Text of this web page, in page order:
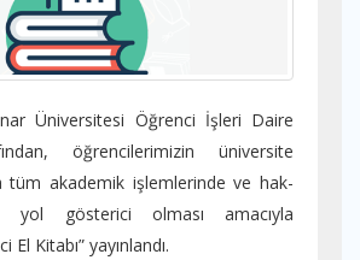
Üniversitesi Öğrenci İşleri Daire
öğrencilerimizin üniversite
tüm akademik işlemlerinde ve hak-
yol gösterici olması amacıyla
El Kitabı” yayınlandı.